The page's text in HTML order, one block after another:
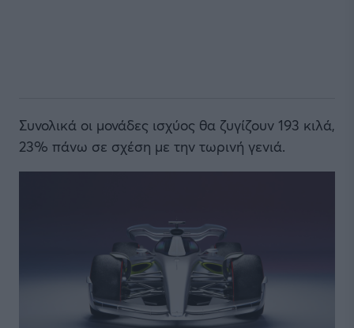
Συνολικά οι μονάδες ισχύος θα ζυγίζουν 193 κιλά,
23% πάνω σε σχέση με την τωρινή γενιά.